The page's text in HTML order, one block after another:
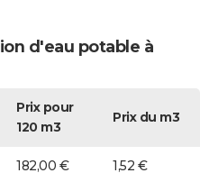
d'eau potable à
Prix pour
120 m3
Prix du m3
182,00 € 1,52 €